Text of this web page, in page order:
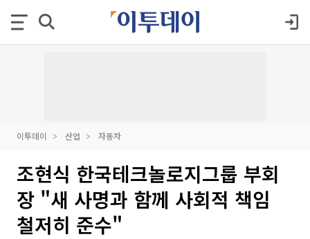
이투데이 산업 자동차
조현식 한국테크놀로지그룹 부회
장 "새 사명과 함께 사회적 책임
철저히 준수"